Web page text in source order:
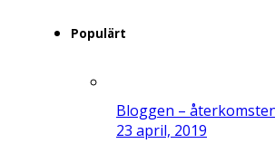
Populärt
Bloggen –
23 april, 2019